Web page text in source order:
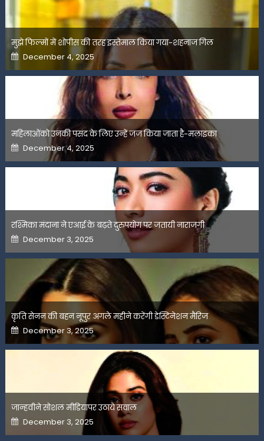
मुझे फिल्मों में शोपीस की तरह इस्तेमाल किया गया-शहनाज गिल
Posted
on
December 4, 2025
महिलाओंको उनकी पसंद के लिए उन्हें जज किया जाता है-मलाइका
Posted
on
December 4, 2025
रश्मिका मंदाना ने एआई के बढ़ते दुरुपयोग पर जतायी नाराजगी
Posted
on
December 3, 2025
कृति सेनन की बहन नूपुर अगले महीने करेंगी डेस्टिनेशन मैरिज
Posted
on
December 3, 2025
जान्हवीने सोशल मीडियापर उठाये सवाल
Posted
on
December 3, 2025